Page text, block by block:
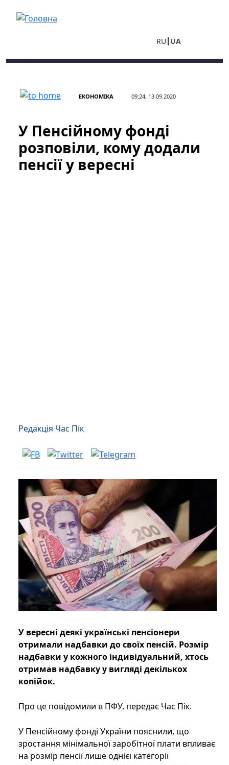
RU UA
ЕКОНОМІКА 09:24, 13.09.2020
У Пенсійному фонді
розповіли, кому додали
пенсії у вересні
Редакція Час Пік
У вересні деякі українські пенсіонери
отримали надбавки до своїх пенсій. Розмір
надбавки у кожного індивідуальний, хтось
отримав надбавку у вигляді декількох
копійок.
Про це повідомили в ПФУ, передає Час Пік.
У Пенсійному фонді України пояснили, що
зростання мінімальної заробітної плати впливає
на розмір пенсії лише однієї категорії